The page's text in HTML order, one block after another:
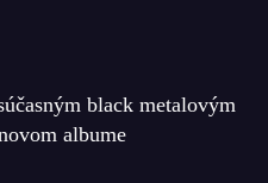
black metalovým
albume